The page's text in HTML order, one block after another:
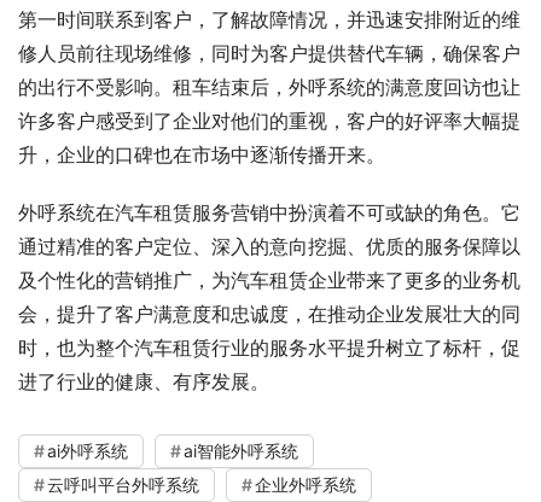
第一时间联系到客户，了解故障情况，并迅速安排附近的维
修人员前往现场维修，同时为客户提供替代车辆，确保客户
的出行不受影响。租车结束后，外呼系统的满意度回访也让
许多客户感受到了企业对他们的重视，客户的好评率大幅提
升，企业的口碑也在市场中逐渐传播开来。
外呼系统在汽车租赁服务营销中扮演着不可或缺的角色。它
通过精准的客户定位、深入的意向挖掘、优质的服务保障以
及个性化的营销推广，为汽车租赁企业带来了更多的业务机
会，提升了客户满意度和忠诚度，在推动企业发展壮大的同
时，也为整个汽车租赁行业的服务水平提升树立了标杆，促
进了行业的健康、有序发展。
ai外呼系统
ai智能外呼系统
云呼叫平台外呼系统
企业外呼系统